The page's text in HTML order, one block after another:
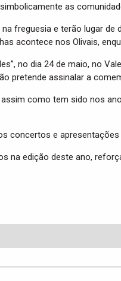
as
freguesia e terão lugar
acontece nos Olivais,
no dia 24 de maio, no
pretende assinalar a
como tem sido nos
concertos e
na edição deste ano,